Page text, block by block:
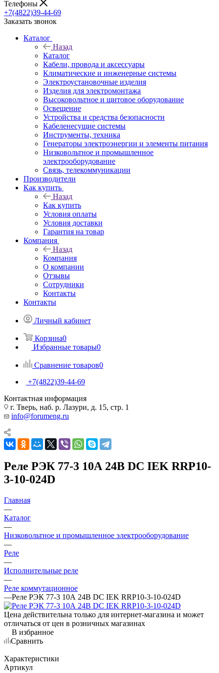
Телефоны
+7(4822)39-44-69
Заказать звонок
Каталог
Назад
Каталог
Кабели, провода и аксессуары
Климатические и инженерные системы
Электроустановочные изделия
Изделия для электромонтажа
Высоковольтное и щитовое оборудование
Освещение
Устройства и средства безопасности
Кабеленесущие системы
Инструменты, техника
Генераторы электроэнергии и элементы питания
Низковольтное и промышленное
электрооборудование
Связь, телекоммуникации
Производители
Как купить
Назад
Как купить
Условия оплаты
Условия доставки
Гарантия на товар
Компания
Назад
Компания
О компании
Отзывы
Сотрудники
Контакты
Контакты
Личный кабинет
Корзина0
Избранные товары0
Сравнение товаров0
+7(4822)39-44-69
Контактная информация
г. Тверь, наб. р. Лазури, д. 15, стр. 1
info@forumeng.ru
Реле РЭК 77-3 10А 24В DC IEK RRP10-
3-10-024D
Главная
—
Каталог
—
Низковольтное и промышленное электрооборудование
—
Реле
—
Исполнительные реле
—
Реле коммутационное
—Реле РЭК 77-3 10А 24В DC IEK RRP10-3-10-024D
Цена действительна только для интернет-магазина и может
отличаться от цен в розничных магазинах
В избранное
Сравнить
Характеристики
Артикул